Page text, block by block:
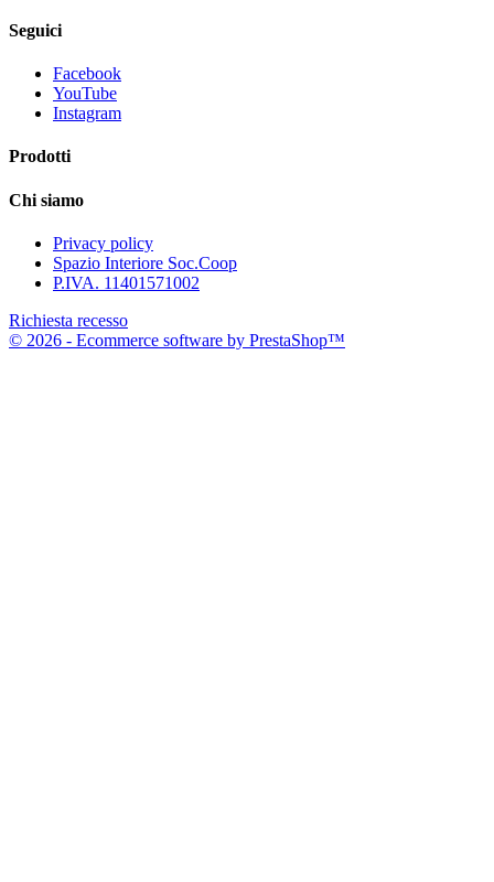
Seguici
Facebook
YouTube
Instagram
Prodotti
Chi siamo
Privacy policy
Spazio Interiore Soc.Coop
P.IVA. 11401571002
Richiesta recesso
© 2026 - Ecommerce software by PrestaShop™